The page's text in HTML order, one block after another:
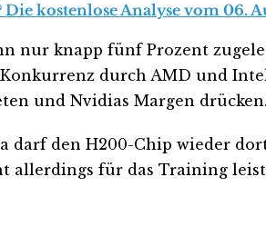
kostenlose Analyse vom 06.
nur knapp fünf Prozent
durch AMD und
und Nvidias Margen drücken.
darf den H200-Chip wieder
allerdings für das Training